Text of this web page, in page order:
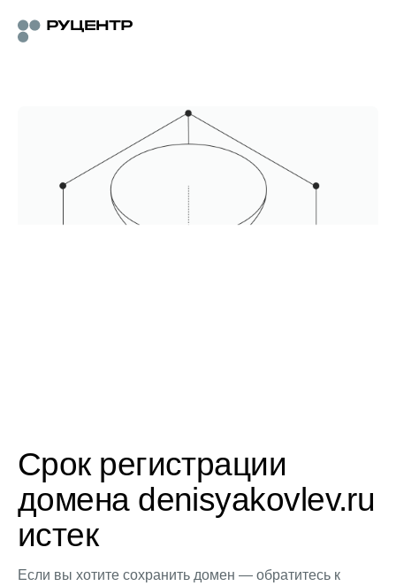
Срок регистрации
домена denisyakovlev.ru
истек
Если вы хотите сохранить домен — обратитесь к